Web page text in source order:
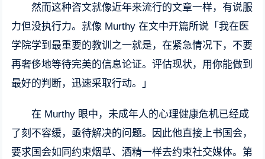
然而这种咨文就像近年来流行的文章一样，有说服
力但没执行力。就像 Murthy 在文中开篇所说「我在医
学院学到最重要的教训之一就是，在紧急情况下，不要
再奢侈地等待完美的信息论证。评估现状，用你能做到
最好的判断，迅速采取行动。」
在 Murthy 眼中，未成年人的心理健康危机已经成
了刻不容缓，亟待解决的问题。因此他直接上书国会，
要求国会如同约束烟草、酒精一样去约束社交媒体。第